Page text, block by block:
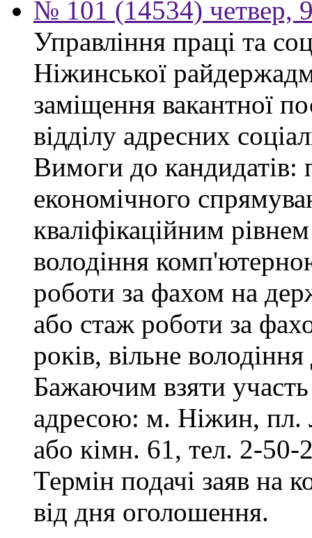
№ 101 (14534) четвер,
Управління праці та
Ніжинської
заміщення вакантної
відділу адресних
Вимоги до кандидатів:
економічного
кваліфікаційним
володіння
роботи за фахом на
або стаж роботи за
років, вільне
Бажаючим взяти участь
адресою: м. Ніжин, пл.
або кімн. 61, тел. 2-50-
Термін подачі заяв на
від дня оголошення.